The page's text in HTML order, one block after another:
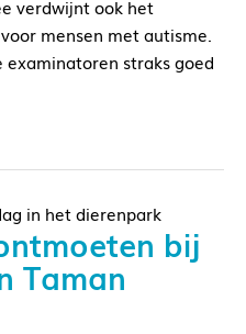
verdwijnt ook het
mensen met autisme.
straks goed
in het dierenpark
bij
Taman